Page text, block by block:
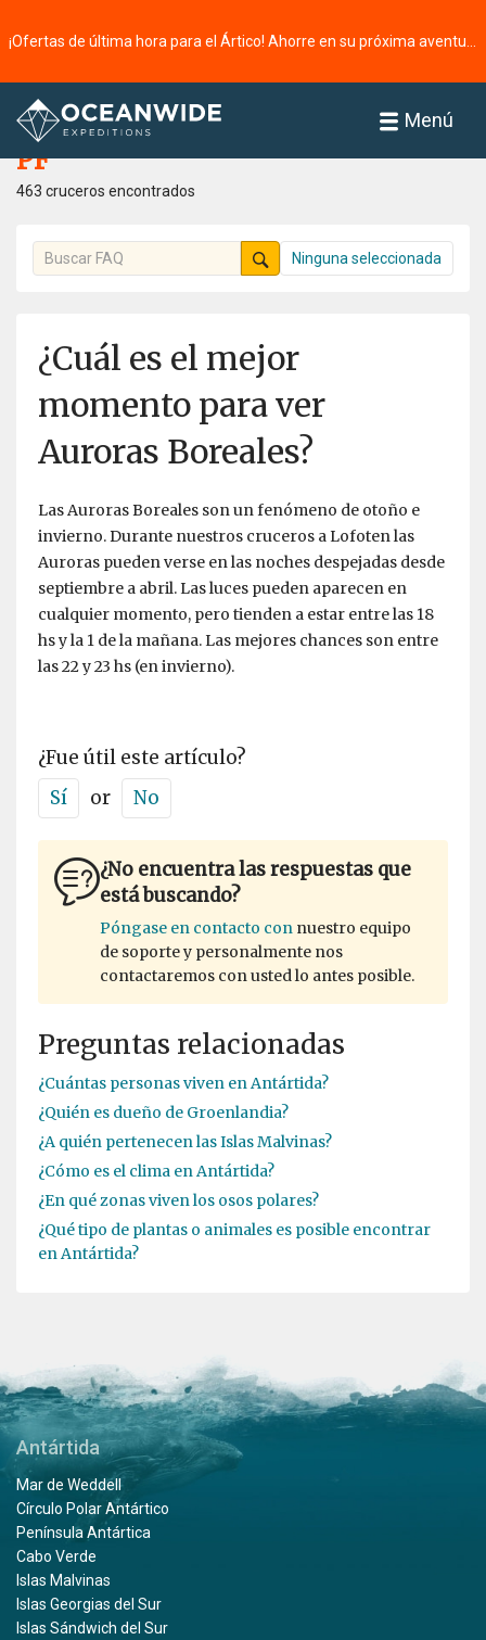
Menú
Página principal
PF
463 cruceros encontrados
Ninguna seleccionada
¿Cuál es el mejor
momento para ver
Auroras Boreales?
Las Auroras Boreales son un fenómeno de otoño e
invierno. Durante nuestros cruceros a Lofoten las
Auroras pueden verse en las noches despejadas desde
septiembre a abril. Las luces pueden aparecen en
cualquier momento, pero tienden a estar entre las 18
hs y la 1 de la mañana. Las mejores chances son entre
las 22 y 23 hs (en invierno).
¿Fue útil este artículo?
Sí
or No
¿No encuentra las respuestas que
está buscando?
Póngase en contacto con nuestro equipo
de soporte y personalmente nos
contactaremos con usted lo antes posible.
Preguntas relacionadas
¿Cuántas personas viven en Antártida?
¿Quién es dueño de Groenlandia?
¿A quién pertenecen las Islas Malvinas?
¿Cómo es el clima en Antártida?
¿En qué zonas viven los osos polares?
¿Qué tipo de plantas o animales es posible encontrar
en Antártida?
Antártida
Mar de Weddell
Círculo Polar Antártico
Península Antártica
Cabo Verde
Islas Malvinas
Islas Georgias del Sur
Islas Sándwich del Sur